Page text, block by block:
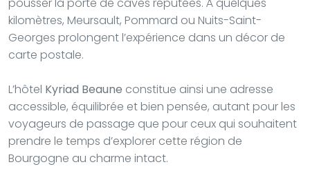
kilomètres, Meursault, Pommard ou Nuits-Saint-
Georges prolongent l’expérience dans un décor de
carte postale.
L’hôtel Kyriad Beaune constitue ainsi une adresse
accessible, équilibrée et bien pensée, autant pour les
voyageurs de passage que pour ceux qui souhaitent
prendre le temps d’explorer cette région de
Bourgogne au charme intact.